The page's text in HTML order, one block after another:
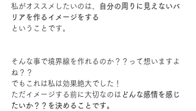
私がオススメしたいのは、
自分の周りに見えないバ
リアを作るイメージをする
ということです。
そんな事で境界線を作れるのか？？って想いますよ
ね？？
でもこれは私は効果絶大でした！
ただイメージする前に大切なのは どんな感情を感じ
たいか？？を決めることです。